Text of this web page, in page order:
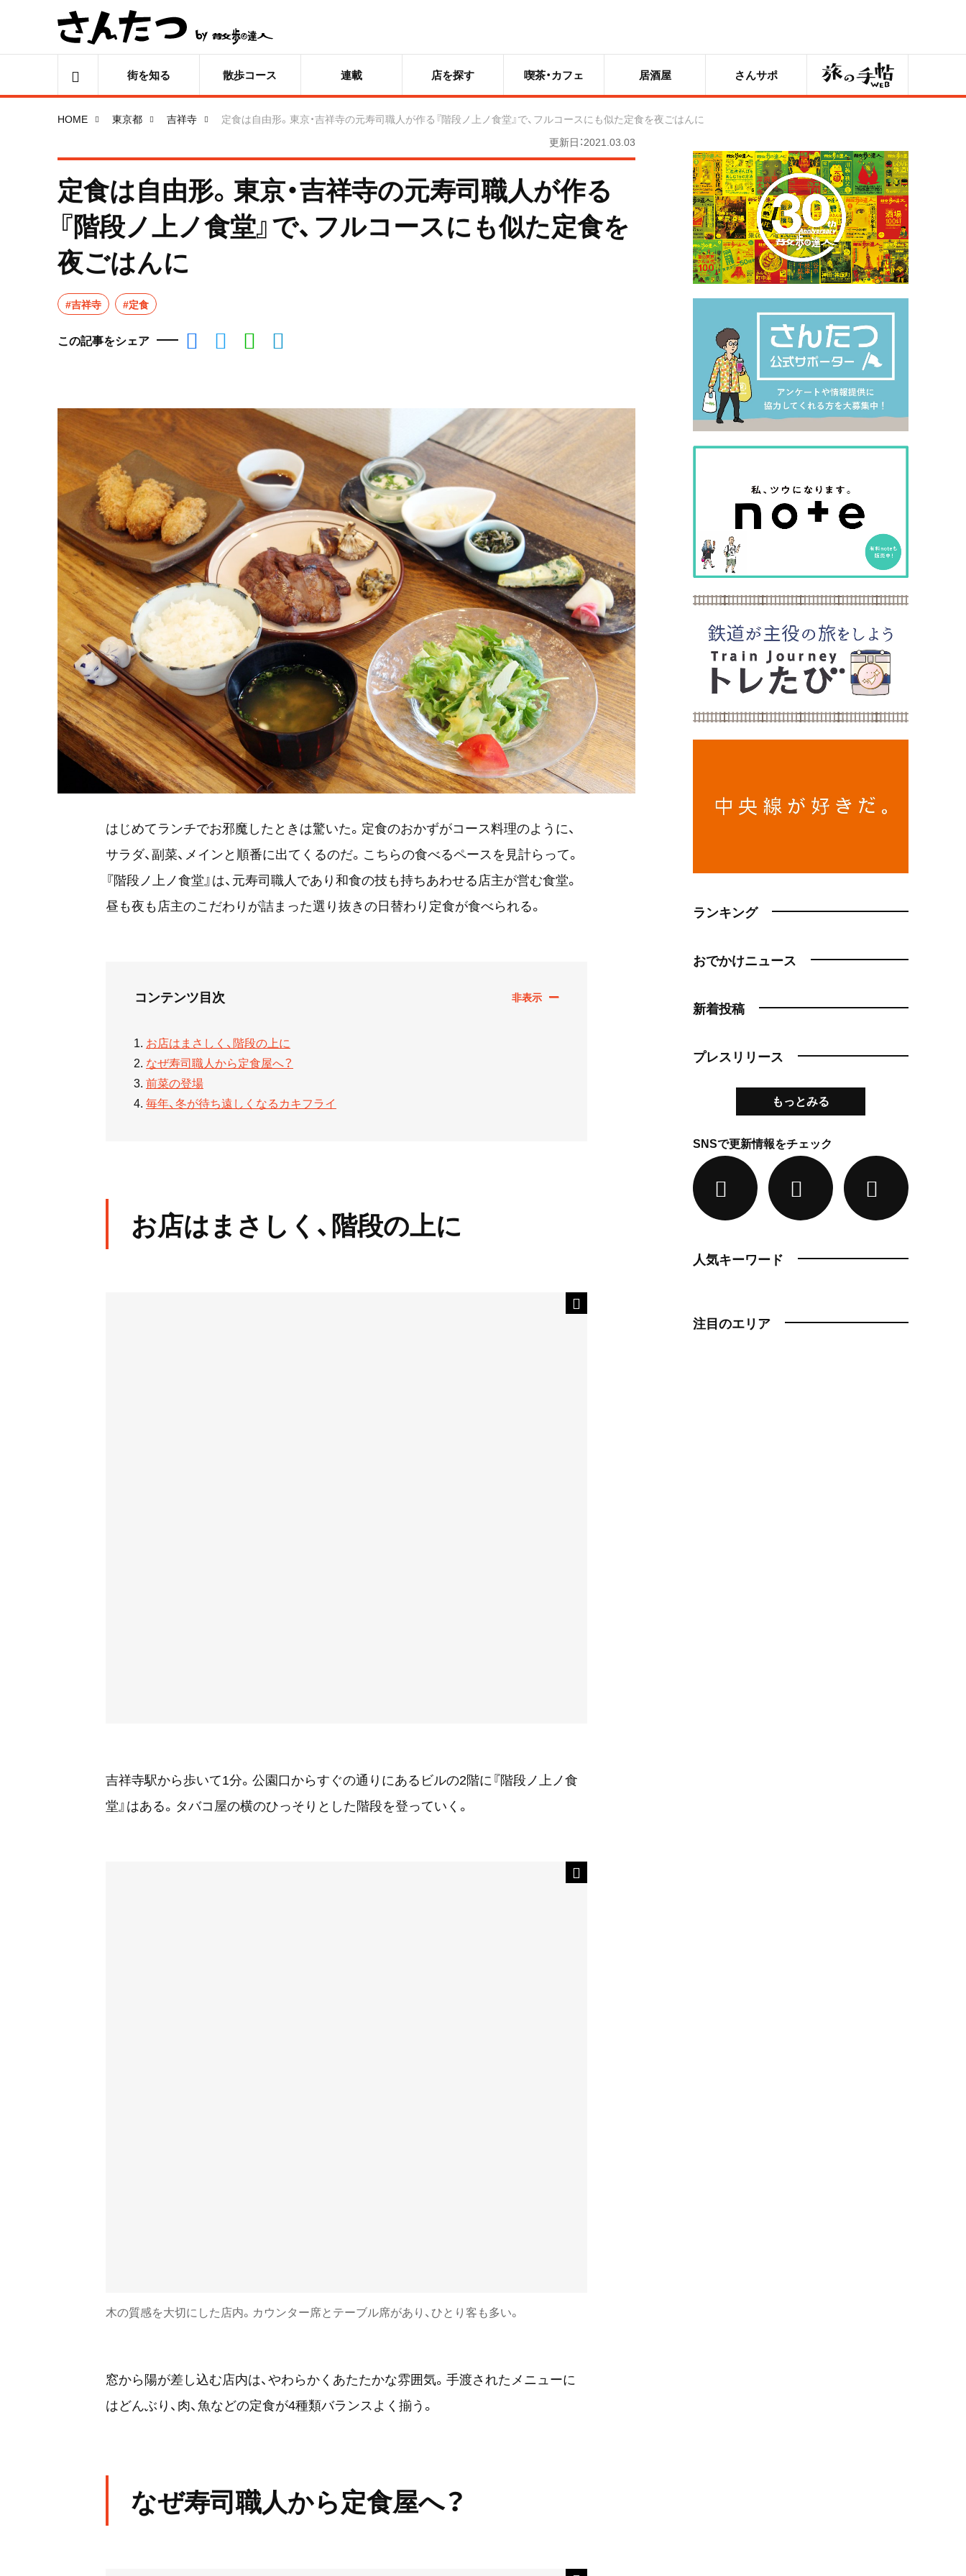
街を知る 散歩コース 連載 店を探す 喫茶・カフェ 居酒屋 さんサポ 旅の手帖
HOME 東京都 吉祥寺
定食は自由形。東京・吉祥寺の元寿司職人が作る『階段ノ上ノ食堂』で、フルコースにも似た定食を夜ごはんに
更新日：2021.03.03
定食は自由形。東京・吉祥寺の元寿司職人が作る
『階段ノ上ノ食堂』で、フルコースにも似た定食を
夜ごはんに
#吉祥寺 #定食
この記事をシェア
はじめてランチでお邪魔したときは驚いた。定食のおかずがコース料理のように、
サラダ、副菜、メインと順番に出てくるのだ。こちらの食べるペースを見計らって。
『階段ノ上ノ食堂』は、元寿司職人であり和食の技も持ちあわせる店主が営む食堂。
昼も夜も店主のこだわりが詰まった選り抜きの日替わり定食が食べられる。
コンテンツ目次
お店はまさしく、階段の上に
なぜ寿司職人から定食屋へ？
前菜の登場
毎年、冬が待ち遠しくなるカキフライ
お店はまさしく、階段の上に
吉祥寺駅から歩いて1分。公園口からすぐの通りにあるビルの2階に『階段ノ上ノ食
堂』はある。タバコ屋の横のひっそりとした階段を登っていく。
木の質感を大切にした店内。カウンター席とテーブル席があり、ひとり客も多い。
窓から陽が差し込む店内は、やわらかくあたたかな雰囲気。手渡されたメニューに
はどんぶり、肉、魚などの定食が4種類バランスよく揃う。
なぜ寿司職人から定食屋へ？
ランキング
おでかけニュース
新着投稿
プレスリリース
もっとみる
SNSで更新情報をチェック
人気キーワード
注目のエリア